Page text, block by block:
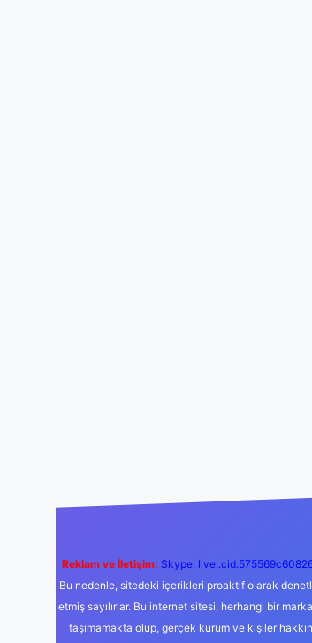
Reklam ve İletişim: Skype:
Bu nedenle, sitedeki içerikleri proaktif olarak
etmiş sayılırlar. Bu internet sitesi, herhangi bir
taşımamakta olup, gerçek kurum ve kişiler